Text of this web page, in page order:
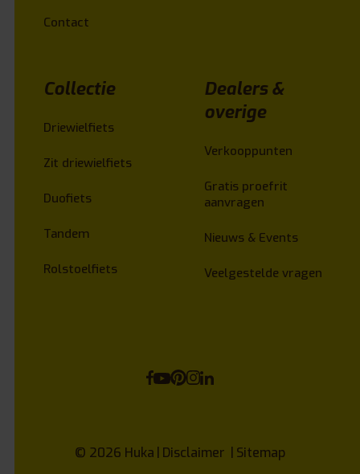
Contact
Collectie
Driewielfiets
Zit driewielfiets
Duofiets
Tandem
Rolstoelfiets
Dealers &
overige
Verkooppunten
Gratis proefrit
aanvragen
Nieuws & Events
Veelgestelde vragen
© 2026 Huka Disclaimer Sitemap